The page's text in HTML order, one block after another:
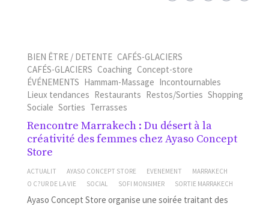
BIEN ÊTRE / DETENTE CAFÉS-GLACIERS
CAFÉS-GLACIERS Coaching Concept-store
ÉVÉNEMENTS Hammam-Massage Incontournables
Lieux tendances Restaurants Restos/Sorties Shopping
Sociale Sorties Terrasses
Rencontre Marrakech : Du désert à la
créativité des femmes chez Ayaso Concept
Store
ACTUALIT AYASO CONCEPT STORE EVENEMENT
MARRAKECH
O C?UR DE LA VIE
SOCIAL SOFI MONSIMER SORTIE MARRAKECH
Ayaso Concept Store organise une soirée traitant des